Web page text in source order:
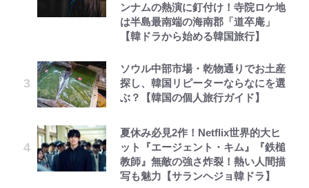
ンナムの熱演に釘付け！寺院ロケ地
は半島最南端の海南郡「道卒庵」
【韓ドラから始める韓国旅行】
ソウル中部市場・乾物通りでお土産
探し、韓国リピーターならなにを選
ぶ？【韓国の個人旅行ガイド】
夏休み必見2作！Netflix世界的大ヒ
ット『エージェント・キム』『鉄槌
教師』無敵の強さ炸裂！熱い人間描
写も魅力【サランヘジョ韓ドラ】